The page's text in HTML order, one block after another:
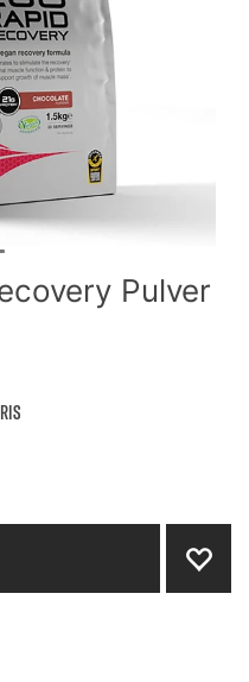
Pulver